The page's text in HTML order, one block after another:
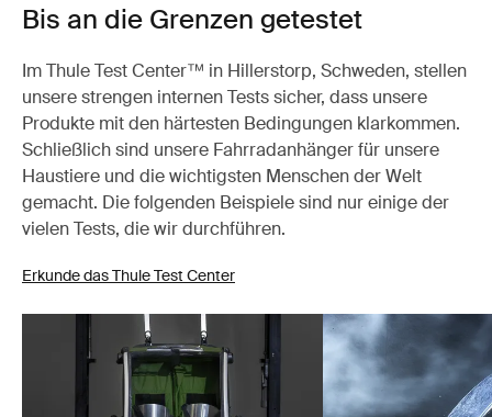
Bis an die Grenzen getestet
Im Thule Test Center™ in Hillerstorp, Schweden, stellen
unsere strengen internen Tests sicher, dass unsere
Produkte mit den härtesten Bedingungen klarkommen.
Schließlich sind unsere Fahrradanhänger für unsere
Haustiere und die wichtigsten Menschen der Welt
gemacht. Die folgenden Beispiele sind nur einige der
vielen Tests, die wir durchführen.
Erkunde das Thule Test Center